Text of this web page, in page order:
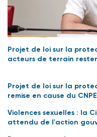
Projet de loi sur la
acteurs de terrain
Projet de loi sur la
remise en cause du CNPE
Violences sexuelles : la
attendu de l'action